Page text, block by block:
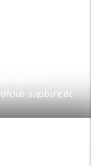
augsburg.de